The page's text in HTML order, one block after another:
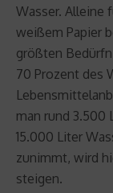
Wasser. Alleine
weißem Papier
größten
70 Prozent des
man rund 3.500
15.000 Liter
zunimmt, wird
steigen.